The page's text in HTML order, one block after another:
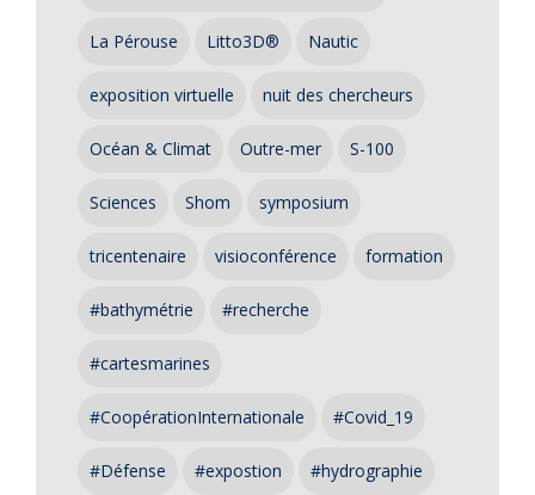
La Pérouse Litto3D® Nautic
exposition virtuelle nuit des chercheurs
Océan & Climat Outre-mer S-100
Sciences Shom symposium
tricentenaire visioconférence formation
#bathymétrie #recherche
#cartesmarines
#CoopérationInternationale #Covid_19
#Défense #expostion #hydrographie